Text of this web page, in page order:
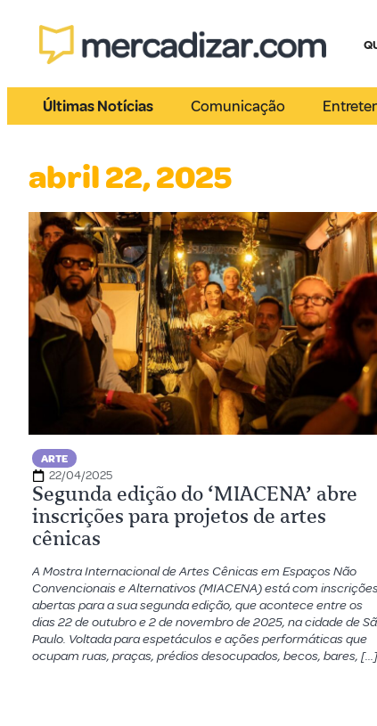
Últimas Notícias Comunicação
abril 22, 2025
ARTE
22/04/2025
Segunda edição do ‘MIACENA’ abre
inscrições para projetos de artes
cênicas
A Mostra Internacional de Artes Cênicas em Espaços Não
Convencionais e Alternativos (MIACENA) está com
abertas para a sua segunda edição, que acontece entre os
dias 22 de outubro e 2 de novembro de 2025, na cidade de
Paulo. Voltada para espetáculos e ações performáticas que
ocupam ruas, praças, prédios desocupados, becos, bares, […]